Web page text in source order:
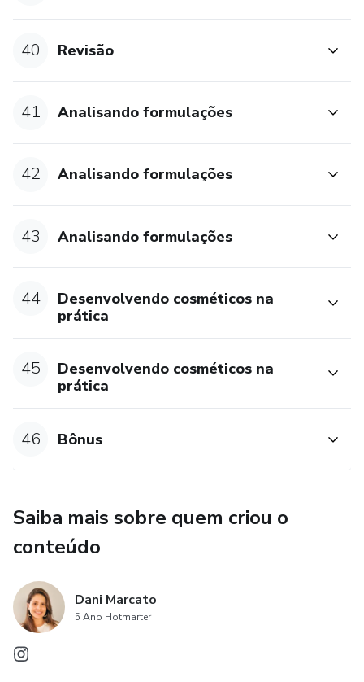
40 Revisão
41 Analisando formulações
42 Analisando formulações
43 Analisando formulações
44
Desenvolvendo cosméticos na
prática
45
Desenvolvendo cosméticos na
prática
46 Bônus
Saiba mais sobre quem criou o
conteúdo
Dani Marcato
5 Ano Hotmarter